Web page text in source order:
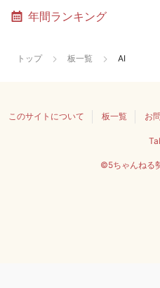
年間ランキング
トップ 板一覧 AI
このサイトについて 板一覧 お
©5ちゃんねる